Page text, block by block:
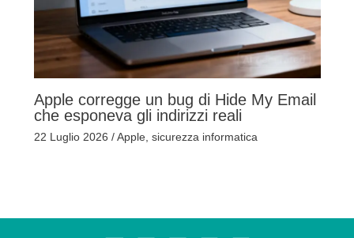
Apple corregge un bug di Hide My Email
che esponeva gli indirizzi reali
22 Luglio 2026 /Apple, sicurezza informatica